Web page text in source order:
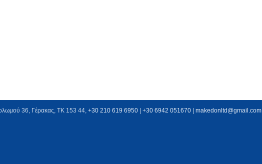
36, Γέρακας, ΤΚ 153 44, +30 210 619 6950 | +30 6942 051670 makedonltd@gmail.com